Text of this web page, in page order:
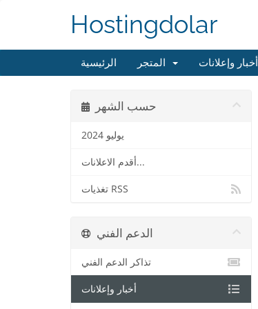
Hostingdolar
الرئيسية أخبار وإعلانات
حسب الشهر
يوليو 2024
أقدم الاعلانات...
تغذيات RSS
الدعم الفني
تذاكر الدعم الفني
أخبار وإعلانات